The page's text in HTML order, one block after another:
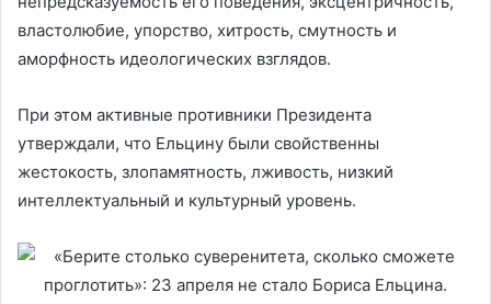
властолюбие, упорство, хитрость, смутность и
аморфность идеологических взглядов.
При этом активные противники Президента
утверждали, что Ельцину были свойственны
жестокость, злопамятность, лживость, низкий
интеллектуальный и культурный уровень.